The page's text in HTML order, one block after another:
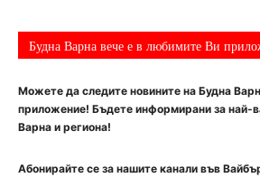
Будна Варна вече е в любимите Ви
Можете да следите новините на Будна
приложение! Бъдете информирани за най-
Варна и региона!
Абонирайте се за нашите канали във